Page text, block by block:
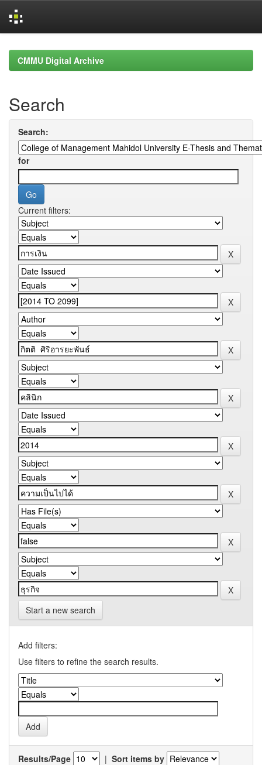
navigationCMMU Digital Archive
Search
Search:
for
Current filters:
Start a new search
Add filters:
Use filters to refine the search results.
Results/Page | Sort items by